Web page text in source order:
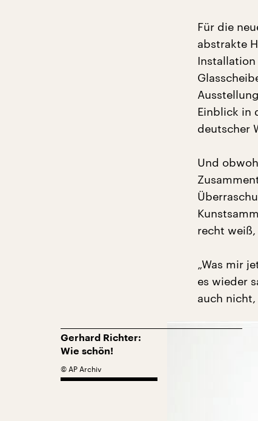
Für die
abstrakte
Installation
Einblick in
deutscher
Und
recht
„Was mir
es wieder
auch nicht,
Gerhard Richter:
Wie schön!
© AP Archiv